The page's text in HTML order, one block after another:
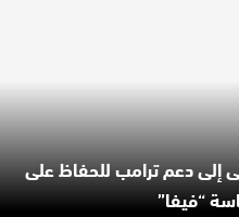
إلى دعم ترامب للحفاظ على
“فيفا”